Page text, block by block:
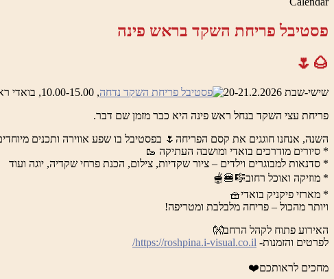
פסטיבל פריחת השקד בראש פינה
🌰🌷
שישי-שבת 20-21.2.2026
, 10.00-15.00, בואדי ראש פינה והמושבה העתיקה
פריחת עצי השקד בנחל ראש פינה היא כבר מזמן שם דבר.
השנה, אנחנו חוגגים את קסם הפריחה🌷 בפסטיבל בו שפע אווירה ותכנים
* סיורים מודרכים בואדי ומושבה העתיקה 🥾
* סדנאות למבוגרים וילדים – ציור שקדיות, צילום, הכנת פרחי שקדיה, יוגה ועוד
* מוזיקה ואוכל רחוב🎼🍔🫕
* מארזי פיקניק בואדי🧺
ויותר מהכול – פריחה מלבלבת ומטריפה!
האירוע פתוח לקהל הרחב👐
לפרטים והזמנות- https://roshpina.i-visual.co.il/
מחכים לראותכם❤️